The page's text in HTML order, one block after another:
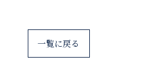
一覧に戻る